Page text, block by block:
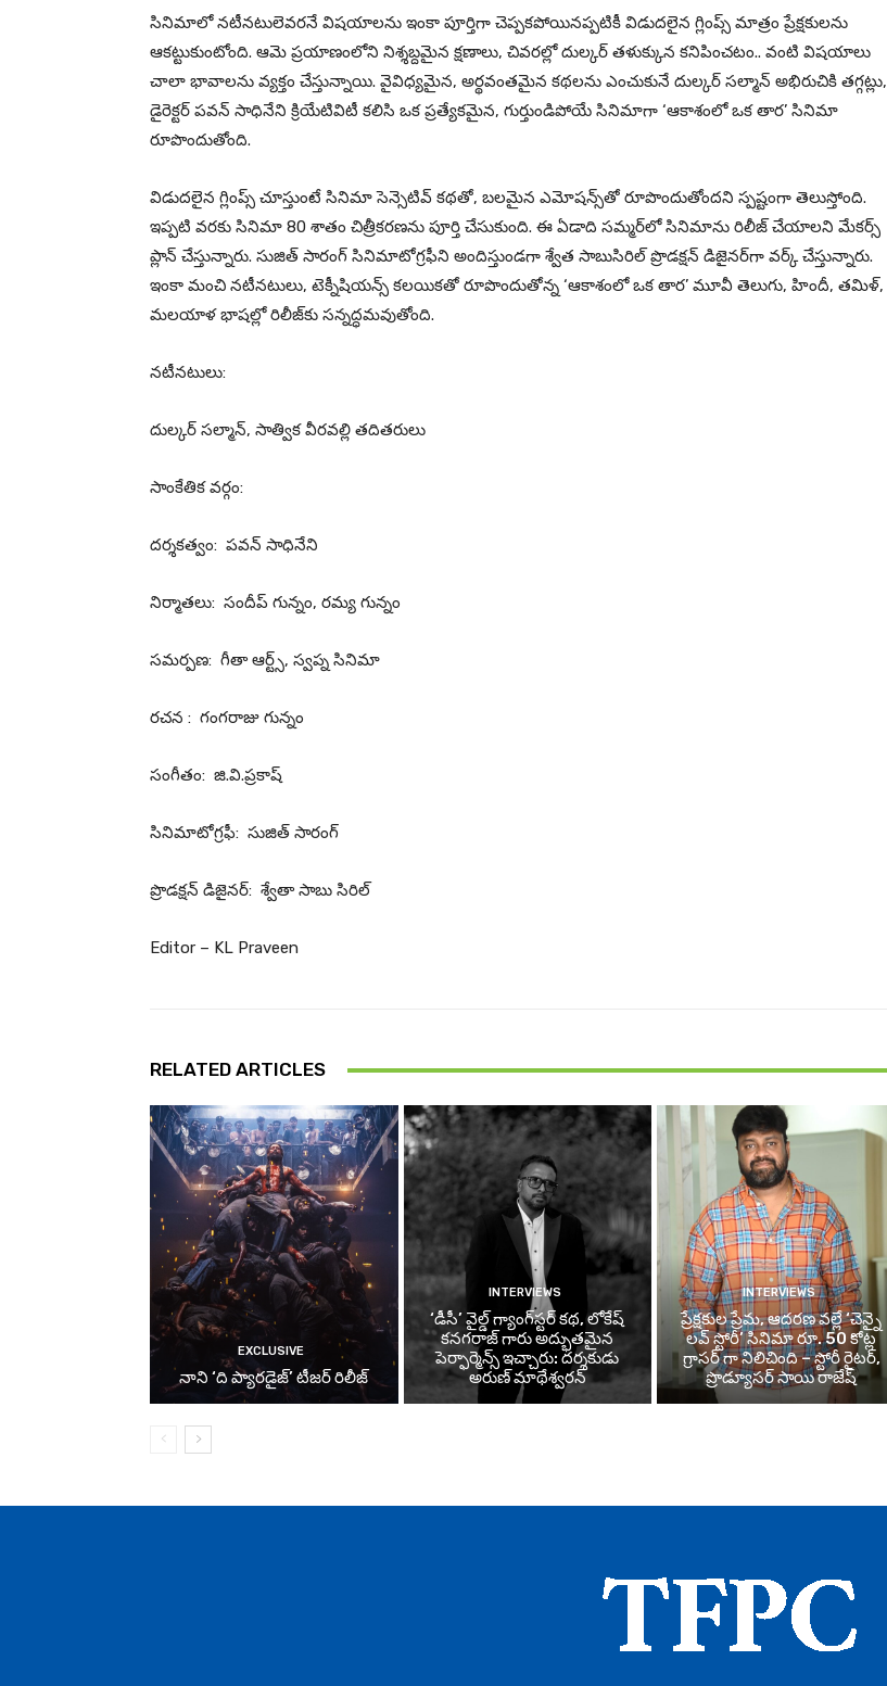
సినిమాలో న‌టీన‌టులెవ‌ర‌నే విష‌యాల‌ను ఇంకా పూర్తిగా చెప్ప‌క‌పోయిన‌ప్ప‌టికీ విడుద‌లైన గ్లింప్స్ మాత్రం ప్రేక్ష‌కుల‌ను
ఆక‌ట్టుకుంటోంది. ఆమె ప్ర‌యాణంలోని నిశ్శ‌బ్ద‌మైన క్ష‌ణాలు, చివ‌ర‌ల్లో దుల్క‌ర్ త‌ళుక్కున క‌నిపించ‌టం.. వంటి విష‌యాలు
చాలా భావాల‌ను వ్య‌క్తం చేస్తున్నాయి. వైవిధ్య‌మైన‌, అర్థ‌వంత‌మైన క‌థ‌ల‌ను ఎంచుకునే దుల్క‌ర్ స‌ల్మాన్ అభిరుచికి త‌గ్గ‌ట్లు,
డైరెక్ట‌ర్ ప‌వ‌న్ సాధినేని క్రియేటివిటీ క‌లిసి ఒక ప్ర‌త్యేక‌మైన‌, గుర్తుండిపోయే సినిమాగా ‘ఆకాశంలో ఒక తార‌’ సినిమా
రూపొందుతోంది.
విడుద‌లైన గ్లింప్స్ చూస్తుంటే సినిమా సెన్సెటివ్ క‌థ‌తో, బ‌ల‌మైన ఎమోష‌న్స్‌తో రూపొందుతోంద‌ని స్ప‌ష్టంగా తెలుస్తోంది.
ఇప్ప‌టి వ‌ర‌కు సినిమా 80 శాతం చిత్రీక‌ర‌ణ‌ను పూర్తి చేసుకుంది. ఈ ఏడాది స‌మ్మ‌ర్‌లో సినిమాను రిలీజ్ చేయాల‌ని మేక‌ర్స్
ప్లాన్ చేస్తున్నారు. సుజిత్ సారంగ్ సినిమాటోగ్ర‌ఫీని అందిస్తుండ‌గా శ్వేత సాబుసిరిల్ ప్రొడ‌క్ష‌న్ డిజైన‌ర్‌గా వ‌ర్క్ చేస్తున్నారు.
ఇంకా మంచి న‌టీన‌టులు, టెక్నీషియ‌న్స్ క‌ల‌యిక‌తో రూపొందుతోన్న ‘ఆకాశంలో ఒక తార’ మూవీ తెలుగు, హిందీ, తమిళ్,
మలయాళ భాషల్లో రిలీజ్‌కు స‌న్నద్ధ‌మ‌వుతోంది.
న‌టీన‌టులు:
దుల్క‌ర్ స‌ల్మాన్‌, సాత్విక వీర‌వ‌ల్లి త‌దిత‌రులు
సాంకేతిక వ‌ర్గం:
ద‌ర్శ‌క‌త్వం: ప‌వ‌న్ సాధినేని
నిర్మాత‌లు: సందీప్ గున్నం, ర‌మ్య గున్నం
స‌మ‌ర్ప‌ణ‌: గీతా ఆర్ట్స్‌, స్వ‌ప్న సినిమా
ర‌చ‌న : గంగ‌రాజు గున్నం
సంగీతం: జి.వి.ప్ర‌కాష్‌
సినిమాటోగ్ర‌ఫీ: సుజిత్ సారంగ్‌
ప్రొడ‌క్ష‌న్ డిజైన‌ర్‌: శ్వేతా సాబు సిరిల్
Editor – KL Praveen
RELATED ARTICLES
EXCLUSIVE
నాని ‘ది ప్యారడైజ్’ టీజర్‌ రిలీజ్
INTERVIEWS
‘డీసీ’ వైల్డ్ గ్యాంగ్‌స్టర్ కథ, లోకేష్
కనగరాజ్ గారు అద్భుతమైన
పెర్ఫార్మెన్స్ ఇచ్చారు: దర్శకుడు
అరుణ్ మాథేశ్వరన్
INTERVIEWS
ప్రేక్షకుల ప్రేమ, ఆదరణ వల్లే ‘చెన్నై
లవ్ స్టోరీ’ సినిమా రూ. 50 కోట్ల
గ్రాసర్ గా నిలిచింది – స్టోరీ రైటర్,
ప్రొడ్యూసర్ సాయి రాజేష్